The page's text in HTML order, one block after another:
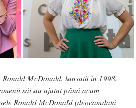
McDonald, lansată în 1998,
săi au ajutat până acum
Ronald McDonald (deocamdată